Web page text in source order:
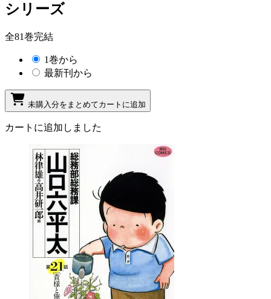
シリーズ
全81巻完結
1巻から
最新刊から
未購入分をまとめてカートに追加
カートに追加しました